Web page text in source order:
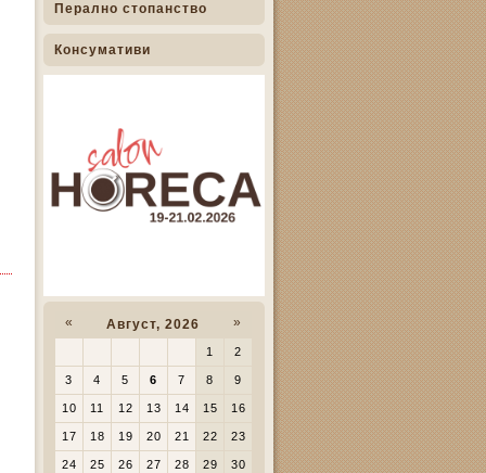
Перално стопанство
Консумативи
« Август, 2026 »
1 2
3 4 5 6 7 8 9
10 11 12 13 14 15 16
17 18 19 20 21 22 23
24 25 26 27 28 29 30